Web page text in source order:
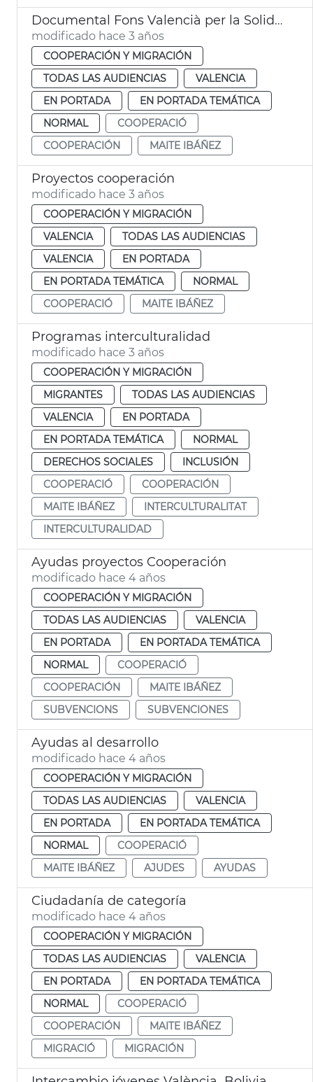
Documental Fons Valencià per la Solidaritat
modificado hace 3 años
COOPERACIÓN Y MIGRACIÓN
TODAS LAS AUDIENCIAS
VALENCIA
EN PORTADA
EN PORTADA TEMÁTICA
NORMAL
COOPERACIÓ
COOPERACIÓN
MAITE IBÁÑEZ
Proyectos cooperación
modificado hace 3 años
COOPERACIÓN Y MIGRACIÓN
VALENCIA
TODAS LAS AUDIENCIAS
VALENCIA
EN PORTADA
EN PORTADA TEMÁTICA
NORMAL
COOPERACIÓ
MAITE IBÁÑEZ
Programas interculturalidad
modificado hace 3 años
COOPERACIÓN Y MIGRACIÓN
MIGRANTES
TODAS LAS AUDIENCIAS
VALENCIA
EN PORTADA
EN PORTADA TEMÁTICA
NORMAL
DERECHOS SOCIALES
INCLUSIÓN
COOPERACIÓ
COOPERACIÓN
MAITE IBÁÑEZ
INTERCULTURALITAT
INTERCULTURALIDAD
Ayudas proyectos Cooperación
modificado hace 4 años
COOPERACIÓN Y MIGRACIÓN
TODAS LAS AUDIENCIAS
VALENCIA
EN PORTADA
EN PORTADA TEMÁTICA
NORMAL
COOPERACIÓ
COOPERACIÓN
MAITE IBÁÑEZ
SUBVENCIONS
SUBVENCIONES
Ayudas al desarrollo
modificado hace 4 años
COOPERACIÓN Y MIGRACIÓN
TODAS LAS AUDIENCIAS
VALENCIA
EN PORTADA
EN PORTADA TEMÁTICA
NORMAL
COOPERACIÓ
MAITE IBÁÑEZ
AJUDES AYUDAS
Ciudadanía de categoría
modificado hace 4 años
COOPERACIÓN Y MIGRACIÓN
TODAS LAS AUDIENCIAS
VALENCIA
EN PORTADA
EN PORTADA TEMÁTICA
NORMAL
COOPERACIÓ
COOPERACIÓN
MAITE IBÁÑEZ
MIGRACIÓ
MIGRACIÓN